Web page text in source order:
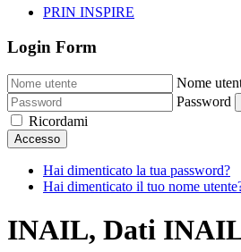
PRIN INSPIRE
Login Form
Nome
Password
Ricordami
Accesso
Hai dimenticato la tua password?
Hai dimenticato il tuo nome
INAIL, Dati INAIL